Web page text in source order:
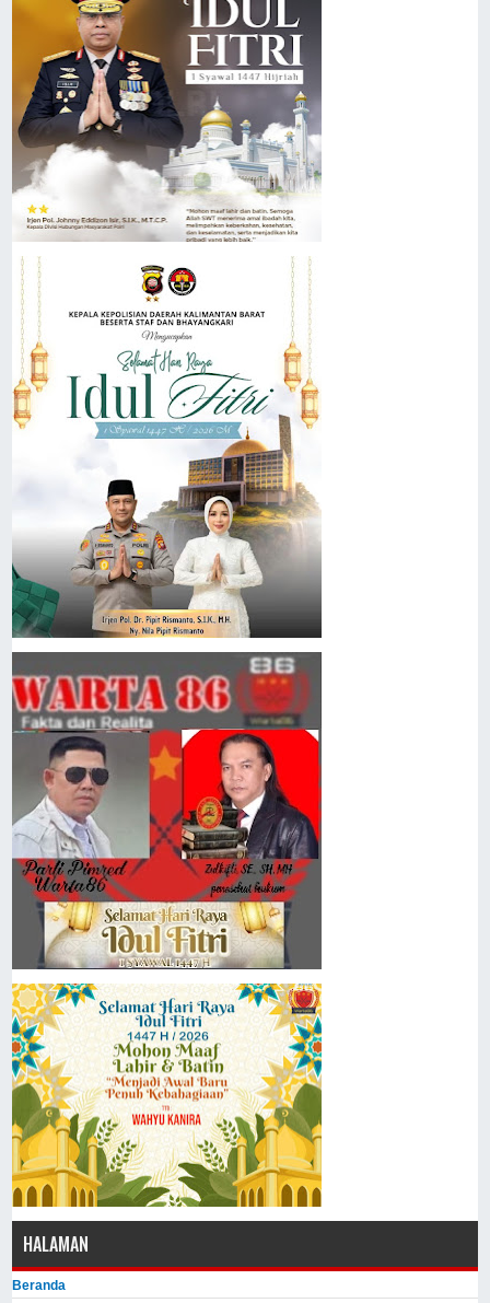
HALAMAN
Beranda